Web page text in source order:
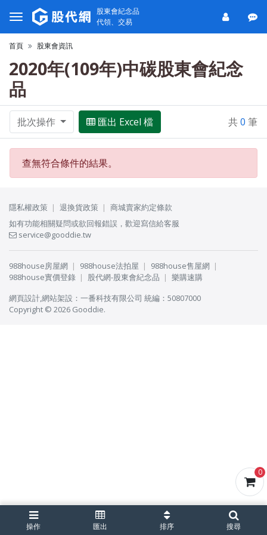
0
股東會紀念品
代領、交易
首頁 股東會資訊
2020年(109年)中碳股東會紀念
品
批次操作 匯出 Excel 檔 共0 筆
查無符合條件的結果。
操作 匯出 排序 搜尋
隱私權政策 退換貨政策
商城賣家約定條款
如有功能相關疑問或欲回報錯誤，歡迎寫信給客服
service@gooddie.tw
988house房屋網 988house法拍屋
988house售屋網
988house實價登錄
股代網-股東會紀念品
樂購速購
網頁設計,網站架設 ： 一番科技有限公司 統編：50807000
Copyright © 2026 Gooddie.